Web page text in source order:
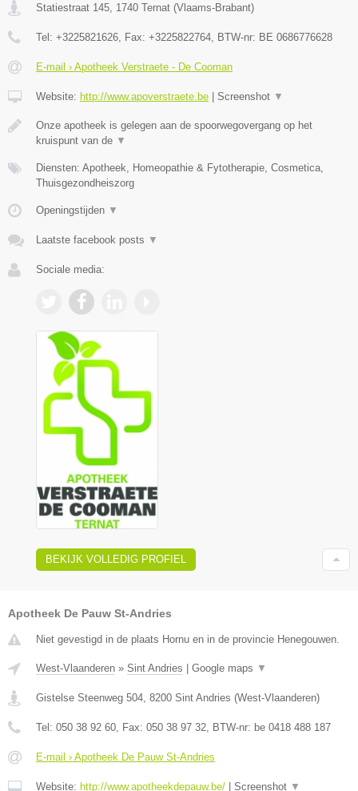
Statiestraat 145 1740 Ternat (Vlaams-Brabant)
Tel: +3225821626 , Fax: +3225822764 , BTW-nr: BE 0686776628
E-mail › Apotheek Verstraete - De Cooman
Website: http://www.apoverstraete.be | Screenshot ▼
Onze apotheek is gelegen aan de spoorwegovergang op het
kruispunt van de ▼
Diensten: Apotheek, Homeopathie & Fytotherapie, Cosmetica,
Thuisgezondheiszorg
Openingstijden ▼
Laatste facebook posts ▼
Sociale media:
BEKIJK VOLLEDIG PROFIEL
Apotheek De Pauw St-Andries
Niet gevestigd in de plaats Hornu en in de provincie Henegouwen.
West-Vlaanderen » Sint Andries Google maps ▼
Gistelse Steenweg 504, 8200 Sint Andries (West-Vlaanderen)
Tel: 050 38 92 60, Fax: 050 38 97 32, BTW-nr: be 0418 488 187
E-mail › Apotheek De Pauw St-Andries
Website: http://www.apotheekdepauw.be/ Screenshot ▼